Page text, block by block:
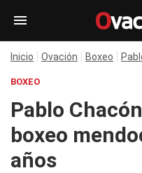
Inicio Ovación Boxeo
BOXEO
Pablo
boxeo
años